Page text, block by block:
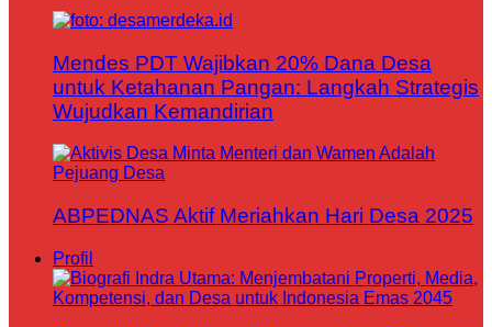
Mendes PDT Wajibkan 20% Dana Desa
untuk Ketahanan Pangan: Langkah Strategis
Wujudkan Kemandirian
ABPEDNAS Aktif Meriahkan Hari Desa 2025
Profil